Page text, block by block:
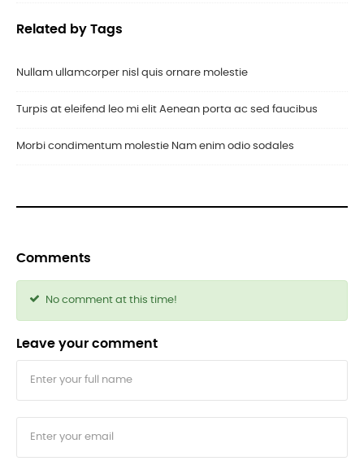
Related by Tags
Nullam ullamcorper nisl quis ornare molestie
Turpis at eleifend leo mi elit Aenean porta ac sed faucibus
Morbi condimentum molestie Nam enim odio sodales
Comments
No comment at this time!
Leave your comment